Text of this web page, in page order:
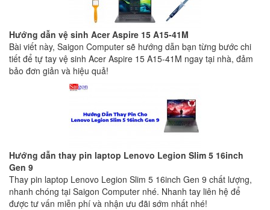
Hướng dẫn vệ sinh Acer Aspire 15 A15-41M
Bài viết này, Saigon Computer sẽ hướng dẫn bạn từng bước chi
tiết để tự tay vệ sinh Acer Aspire 15 A15-41M ngay tại nhà, đảm
bảo đơn giản và hiệu quả!
Hướng dẫn thay pin laptop Lenovo Legion Slim 5 16inch
Gen 9
Thay pin laptop Lenovo Legion Slim 5 16inch Gen 9 chất lượng,
nhanh chóng tại Saigon Computer nhé. Nhanh tay liên hệ để
được tư vấn miễn phí và nhận ưu đãi sớm nhất nhé!